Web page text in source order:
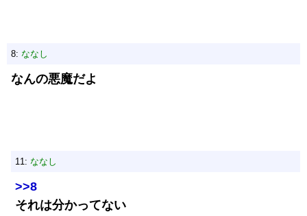
8: ななし
なんの悪魔だよ
11: ななし
>>8
それは分かってない